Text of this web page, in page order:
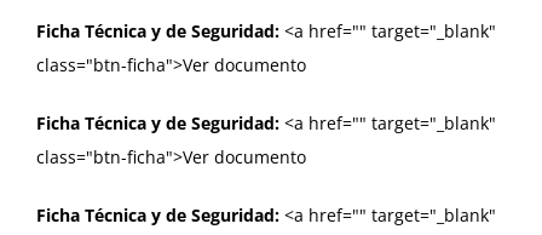
Ficha Técnica y de Seguridad: <a href="" target="_blank"
class="btn-ficha">Ver documento
Ficha Técnica y de Seguridad: <a href="" target="_blank"
class="btn-ficha">Ver documento
Ficha Técnica y de Seguridad: <a href="" target="_blank"